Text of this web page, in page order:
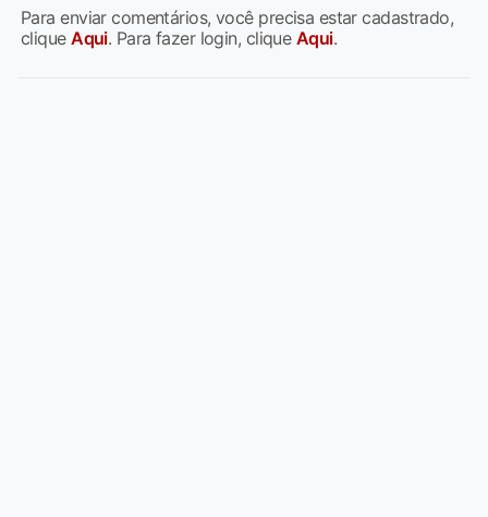
Para enviar comentários, você precisa estar cadastrado,
cliqueAqui. Para fazer login, clique Aqui.